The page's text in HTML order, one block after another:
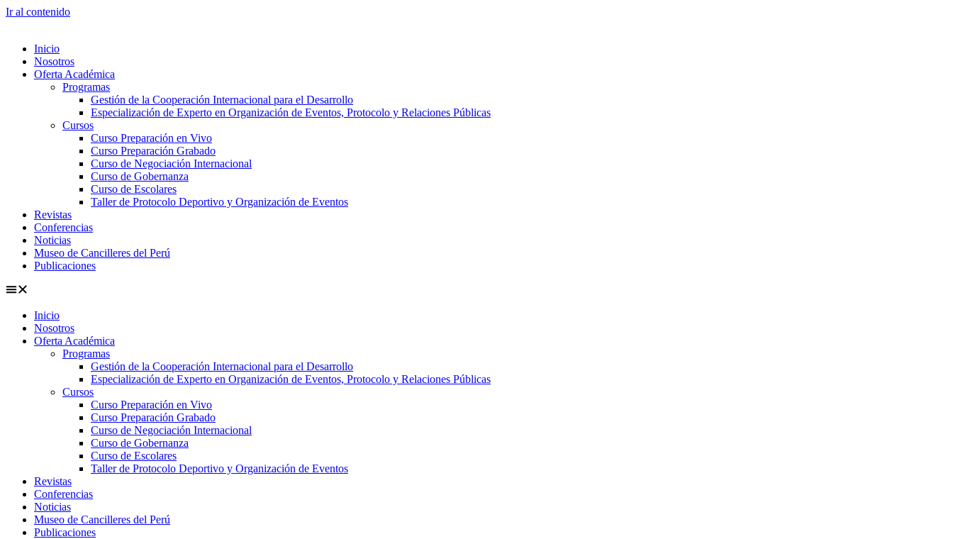
Ir al contenido
Inicio
Nosotros
Oferta Académica
Programas
Gestión de la Cooperación Internacional para el Desarrollo
Especialización de Experto en Organización de Eventos, Protocolo y Relaciones Públicas
Cursos
Curso Preparación en Vivo
Curso Preparación Grabado
Curso de Negociación Internacional
Curso de Gobernanza
Curso de Escolares
Taller de Protocolo Deportivo y Organización de Eventos
Revistas
Conferencias
Noticias
Museo de Cancilleres del Perú
Publicaciones
Inicio
Nosotros
Oferta Académica
Programas
Gestión de la Cooperación Internacional para el Desarrollo
Especialización de Experto en Organización de Eventos, Protocolo y Relaciones Públicas
Cursos
Curso Preparación en Vivo
Curso Preparación Grabado
Curso de Negociación Internacional
Curso de Gobernanza
Curso de Escolares
Taller de Protocolo Deportivo y Organización de Eventos
Revistas
Conferencias
Noticias
Museo de Cancilleres del Perú
Publicaciones